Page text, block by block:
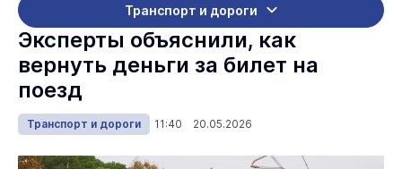
Транспорт и дороги
Эксперты объяснили, как
вернуть деньги за билет на
поезд
Транспорт и дороги 11:40 20.05.2026